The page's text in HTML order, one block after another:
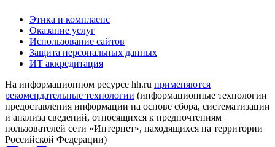
Этика и комплаенс
Оказание услуг
Использование сайтов
Защита персональных данных
ИТ аккредитация
На информационном ресурсе hh.ru применяются
рекомендательные технологии (информационные технологии
предоставления информации на основе сбора, систематизации
и анализа сведений, относящихся к предпочтениям
пользователей сети «Интернет», находящихся на территории
Российской Федерации)